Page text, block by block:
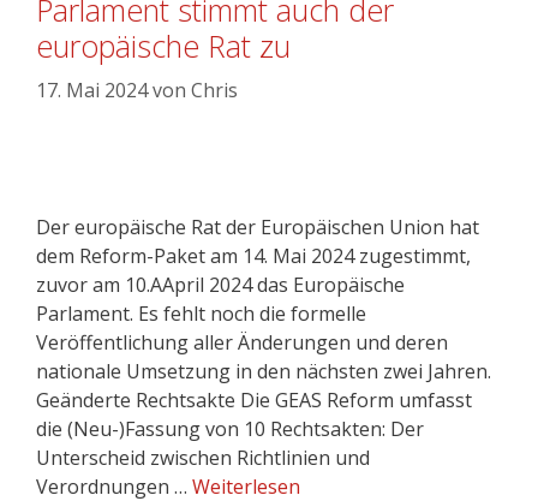
Parlament stimmt auch der
europäische Rat zu
17. Mai 2024von Chris
Der europäische Rat der Europäischen Union hat
dem Reform-Paket am 14. Mai 2024 zugestimmt,
zuvor am 10.AApril 2024 das Europäische
Parlament. Es fehlt noch die formelle
Veröffentlichung aller Änderungen und deren
nationale Umsetzung in den nächsten zwei Jahren.
Geänderte Rechtsakte Die GEAS Reform umfasst
die (Neu-)Fassung von 10 Rechtsakten: Der
Unterscheid zwischen Richtlinien und
Verordnungen … Weiterlesen